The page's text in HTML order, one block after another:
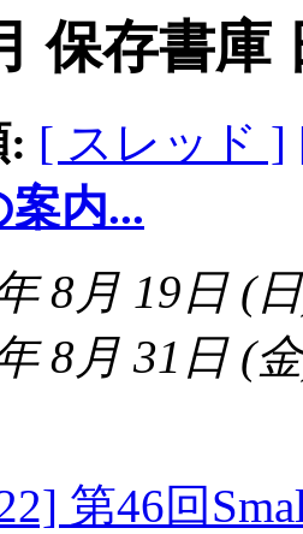
保存書庫
: [ スレッド ]
案内...
8月 19日 (
8月 31日 (
第46回